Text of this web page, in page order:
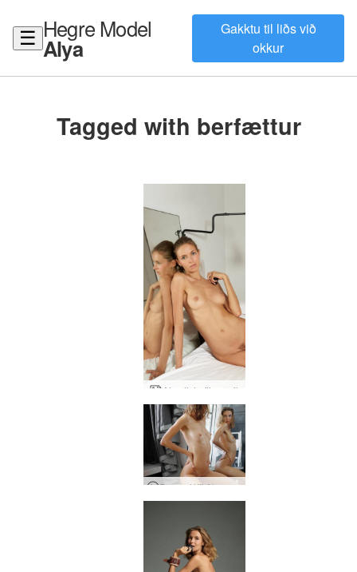
☰ Hegre Model
Alya
Gakktu til liðs við
okkur
Tagged with berfættur
Alya list eftir engil
Dagur í lífi Alya - Útbreidd útgáfa